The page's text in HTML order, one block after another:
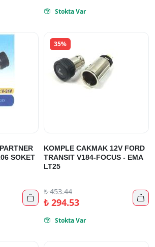
 Stokta Var
SOKET

35%
KOMPLE CAKMAK 12V FORD
TRANSIT V184-FOCUS - EMA
LT25
₺453.44
₺294.53 
 Stokta Var